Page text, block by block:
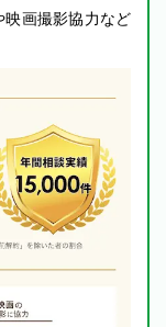
映画撮影協力など